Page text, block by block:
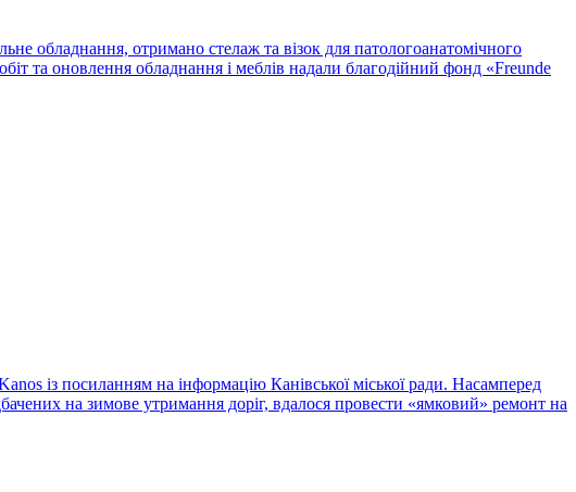
обладнання, отримано стелаж та візок для патологоанатомічного
та оновлення обладнання і меблів надали благодійний фонд «Freunde
із посиланням на інформацію Канівської міської ради. Насамперед
на зимове утримання доріг, вдалося провести «ямковий» ремонт на